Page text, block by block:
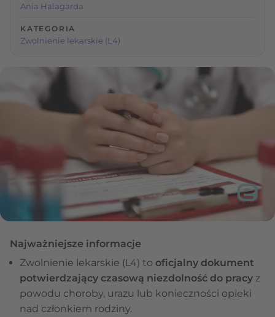
Ania Halagarda
KATEGORIA
Zwolnienie lekarskie (L4)
Najważniejsze informacje
Zwolnienie lekarskie (L4) to oficjalny dokument
potwierdzający czasową niezdolność do pracy z
powodu choroby, urazu lub konieczności opieki
nad członkiem rodziny.